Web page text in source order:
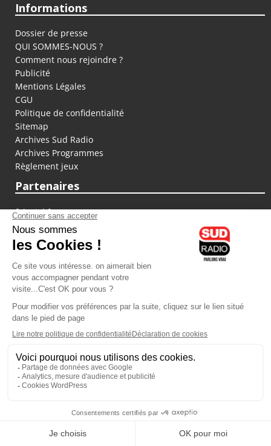
Informations
Dossier de presse
QUI SOMMES-NOUS ?
Comment nous rejoindre ?
Publicité
Mentions Légales
CGU
Politique de confidentialité
Sitemap
Archives Sud Radio
Archives Programmes
Règlement jeux
Partenaires
fiducial.fr
lyoncapitale.fr
olympique-et-lyonnais.com
L'application Iphone / Android
Téléchargez l'application
Les cookies
Gestion des cookies
Crédit photos : ©Sud Radio / Pierre Olivier
Judith Beller
Les Vraies Voix
Yvan Cujious
Loft Music Sud Radio